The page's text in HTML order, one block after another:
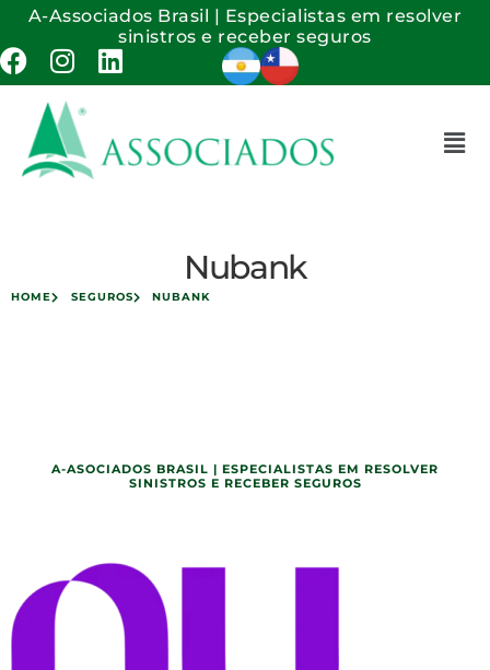
A-Associados Brasil | Especialistas em resolver
sinistros e receber seguros
Nubank
HOME SEGUROS NUBANK
A-ASOCIADOS BRASIL | ESPECIALISTAS EM RESOLVER
SINISTROS E RECEBER SEGUROS